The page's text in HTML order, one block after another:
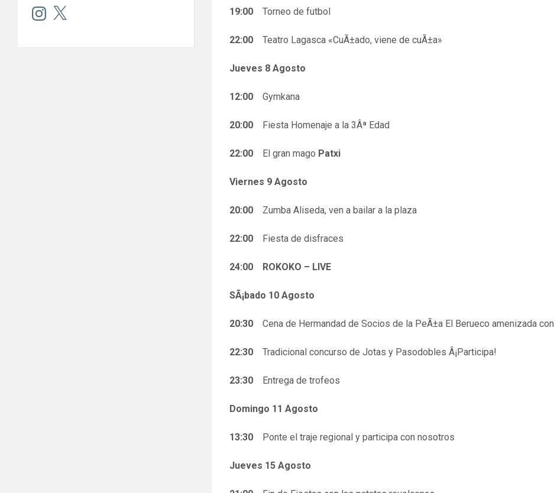
19:00 Torneo de futbol
22:00 Teatro Lagasca «CuÃ±ado, viene de cuÃ±a»
Jueves 8 Agosto
12:00 Gymkana
20:00 Fiesta Homenaje a la 3Âª Edad
22:00 El gran mago Patxi
Viernes 9 Agosto
20:00 Zumba Aliseda, ven a bailar a la plaza
22:00 Fiesta de disfraces
24:00 ROKOKO – LIVE
SÃ¡bado 10 Agosto
20:30 Cena de Hermandad de Socios de la PeÃ±a El Berueco amenizada
22:30 Tradicional concurso de Jotas y Pasodobles Â¡Participa!
23:30 Entrega de trofeos
Domingo 11 Agosto
13:30 Ponte el traje regional y participa con nosotros
Jueves 15 Agosto
Instagram
X